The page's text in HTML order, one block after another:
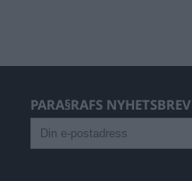
PARA§RAFS NYHETSBREV